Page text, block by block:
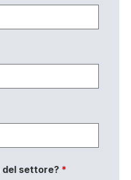
del settore? *